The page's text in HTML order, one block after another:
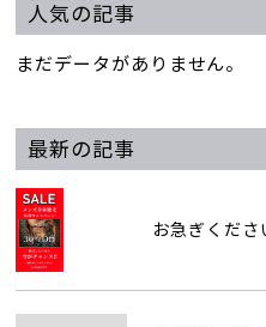
人気の記事
まだデータがありません。
最新の記事
お急ぎくだ